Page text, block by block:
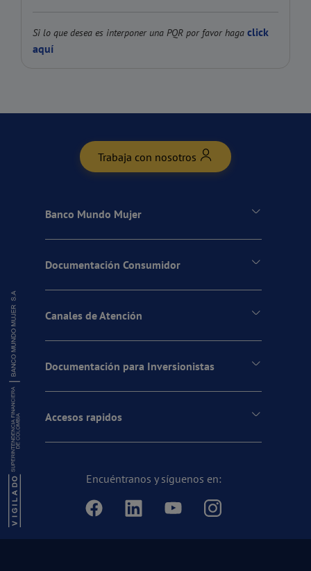
Si lo que desea es interponer una PQR por favor haga click
aquí
Trabaja con nosotros
Banco Mundo Mujer
Documentación Consumidor
Canales de Atención
Documentación para Inversionistas
Accesos rapidos
Encuéntranos y síguenos en: